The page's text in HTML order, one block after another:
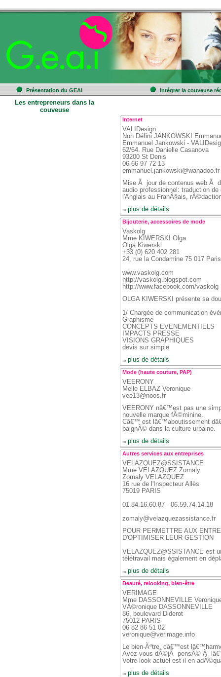
Présentation du GEAI Intégrer la couveuse
Les entrepreneurs dans la
couveuse
Internet
VALIDesign
Non Défini JANKOWSKI
Emmanuel Jankowski -
62/64. Rue Danielle Casanova
93200 St Denis
06 66 97 72 13
emmanuel.jankowski@wanadoo.fr
Mise Ã jour de contenus web Ã
audio professionnel: traduction
l'Anglais au FranÃ§ais,
plus de détails
Bijouterie, accessoires de mode
Vaskolg
Mme KIWERSKI Olga
Olga Kiwerski
+33 (0) 620 402 281
24, rue la Condamine 75 017 Paris
www.vaskolg.com
http://vaskolg.blogspot.com
http://www.facebook.com/vaskolg
OLGA KIWERSKI présente sa
1/ Chargée de communication
Graphisme
CONCEPTS EVENEMENTIELS
IMPACTS PRESSE
VISIONS GRAPHIQUES
devis sur simple
plus de détails
Mode (haute couture, PAP)
VEERONY
Melle ELBAZ Veronique
vee13@noos.fr
VEERONY nâ€™est pas une
nouvelle marque fÃ©minine.
Câ€™ est lâ€™aboutissement
baignÃ© dans la culture urbaine.
plus de détails
Autres services aux entreprises
VELAZQUEZ@SSISTANCE
Mme VELAZQUEZ Zomaly
Zomaly VELAZQUEZ
16 rue de l'Inspecteur Allès
75019 PARIS
01.84.16.60.87 - 06.59.74.14.18
zomaly@velazquezassistance.fr
POUR PERMETTRE AUX
D'OPTIMISER LEUR GESTION
VELAZQUEZ@SSISTANCE est
télétravail mais également en
plus de détails
Beauté, relooking, bien-être
VERIMAGE
Mme DASSONNEVILLE
VÃ©ronique DASSONNEVILLE
86, boulevard Diderot
75012 PARIS
06 82 86 51 02
veronique@verimage.info
Le bien-Ãªtre, câ€™est
Avez-vous dÃ©jÃ pensÃ© Ã
Votre look actuel est-il en
plus de détails